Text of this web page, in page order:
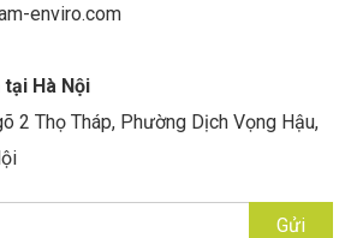
enviro.com
Hà Nội
2 Thọ Tháp, Phường Dịch Vọng Hậu,
Gửi